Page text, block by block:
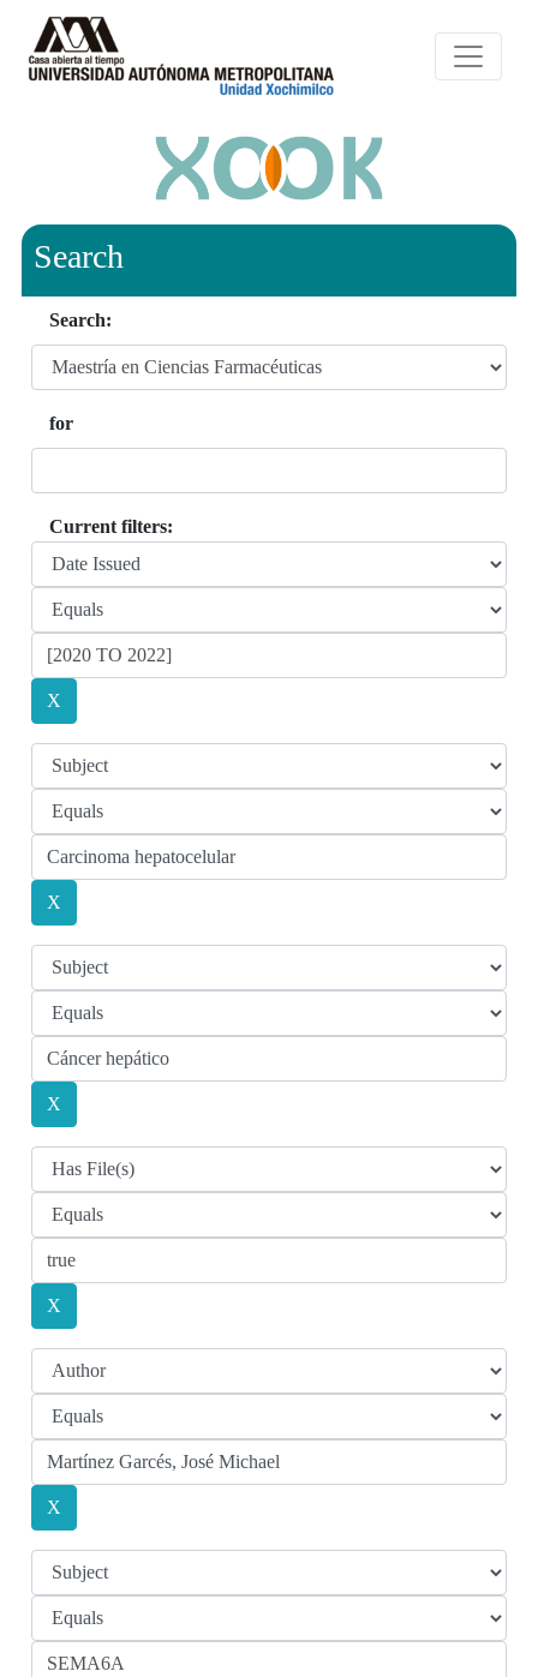
Search
Search:
for
Current filters: